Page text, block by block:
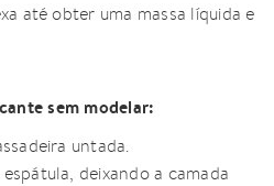
até obter uma massa líquida e
sem modelar:
untada.
deixando a camada